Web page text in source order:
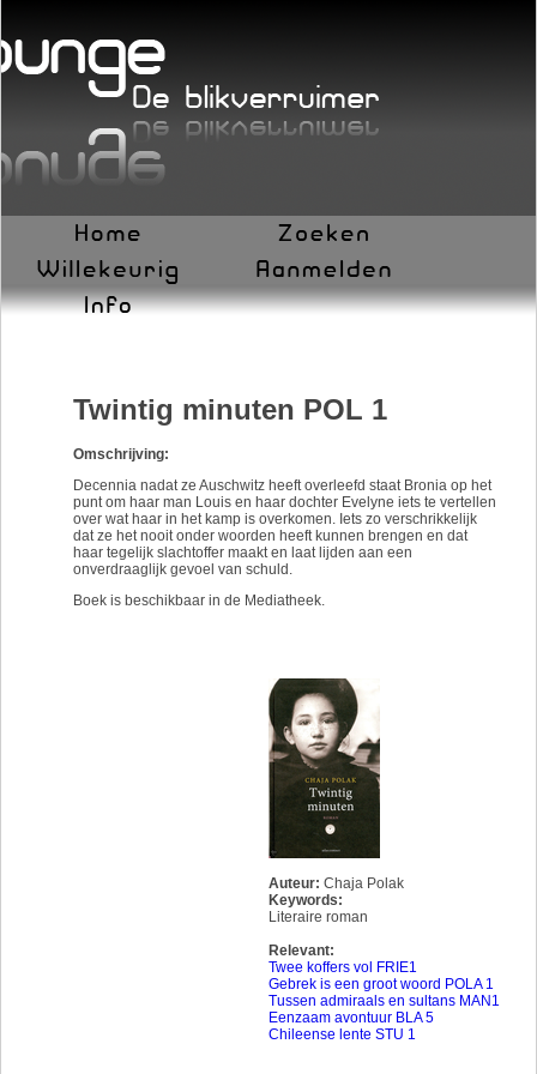
Twintig minuten POL 1
Omschrijving:
Decennia nadat ze Auschwitz heeft overleefd staat Bronia op het
punt om haar man Louis en haar dochter Evelyne iets te vertellen
over wat haar in het kamp is overkomen. Iets zo verschrikkelijk
dat ze het nooit onder woorden heeft kunnen brengen en dat
haar tegelijk slachtoffer maakt en laat lijden aan een
onverdraaglijk gevoel van schuld.
Boek is beschikbaar in de Mediatheek.
Auteur: Chaja Polak
Keywords:
Literaire roman
Relevant:
Twee koffers vol FRIE1
Gebrek is een groot woord POLA 1
Tussen admiraals en sultans MAN1
Eenzaam avontuur BLA 5
Chileense lente STU 1